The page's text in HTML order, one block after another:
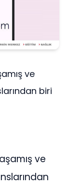
ve
biri
ve